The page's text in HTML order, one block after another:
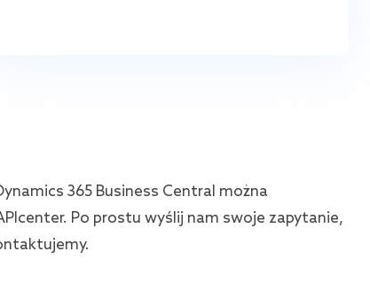
365 Business Central można
Po prostu wyślij nam swoje zapytanie,